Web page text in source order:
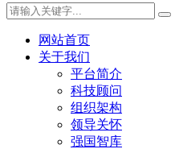
网站首页
关于我们
平台简介
科技顾问
组织架构
领导关怀
强国智库